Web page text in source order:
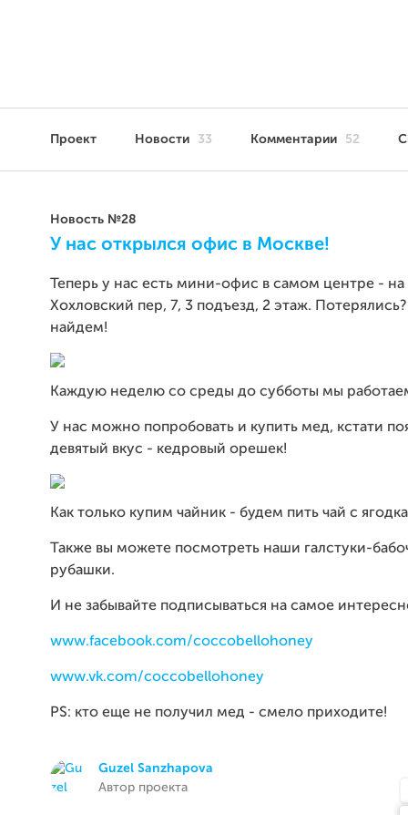
Проект Новости 33 Комментарии 52
Новость №28
У нас открылся офис в Москве!
Теперь у нас есть мини-офис в самом центре -
Хохловский пер, 7, 3 подъезд, 2 этаж.
найдем!
Каждую неделю со среды до субботы мы
У нас можно попробовать и купить мед, кстати
девятый вкус - кедровый орешек!
Как только купим чайник - будем пить чай с
Также вы можете посмотреть наши галстуки-
рубашки.
И не забывайте подписываться на самое
www.facebook.com/coccobellohoney
www.vk.com/coccobellohoney
PS: кто еще не получил мед - смело приходите!
Guzel Sanzhapova
Автор проекта